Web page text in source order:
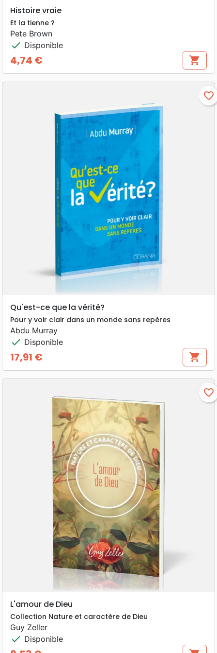
Histoire vraie
Et la tienne ?
Pete Brown
check Disponible
Prix
4,74 € shopping_cart
favorite_border
Qu'est-ce que la vérité?
Pour y voir clair dans un monde sans repères
Abdu Murray
check Disponible
Prix
17,91 € shopping_cart
favorite_border
L'amour de Dieu
Collection Nature et caractère de Dieu
Guy Zeller
check Disponible